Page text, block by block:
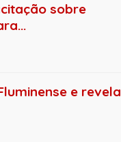
sobre
e revela